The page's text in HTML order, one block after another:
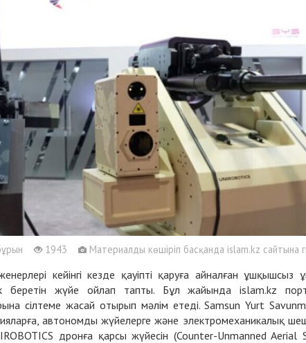
1943 Материалды көшіріп басқанда islam.kz сайтына
кейінгі кезде қауіпті қаруға айналған ұшқышсыз
беретін жүйе ойлап тапты. Бұл жайында islam.kz
сілтеме жасай отырып мәлім етеді. Samsun Yurt
автономды жүйелерге және электромеханикалық
дронға қарсы жүйесін (Counter-Unmanned Aerial